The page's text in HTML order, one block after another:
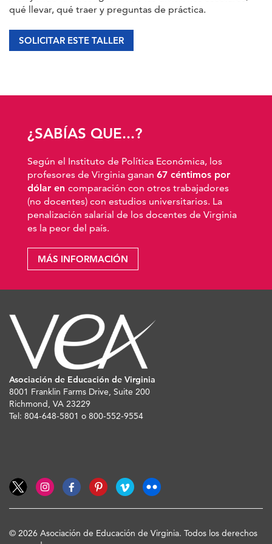
qué llevar, qué traer y preguntas de práctica.
SOLICITAR ESTE TALLER
¿SABÍAS QUE...?
Según el Instituto de Política Económica, los
profesores de Virginia ganan 67 céntimos por
dólar en comparación con otros trabajadores
(no docentes) con estudios universitarios. La
penalización salarial de los docentes de Virginia
es la peor del país.
MÁS INFORMACIÓN
Asociación de Educación de Virginia
8001 Franklin Farms Drive, Suite 200
Richmond, VA 23229
Tel: 804-648-5801 o 800-552-9554
© 2026 Asociación de Educación de Virginia. Todos los derechos